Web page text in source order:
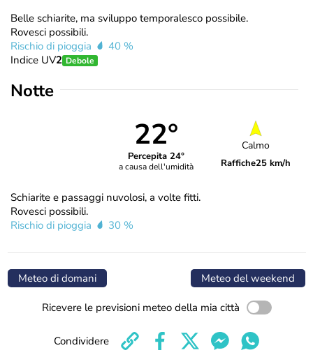
Belle schiarite, ma sviluppo temporalesco possibile.
Rovesci possibili.
Rischio di pioggia
40 %
Indice UV2 Debole
Notte
22°
Percepita 24°
a causa dell'umidità
Calmo
Raffiche25 km/h
Schiarite e passaggi nuvolosi, a volte fitti.
Rovesci possibili.
Rischio di pioggia
30 %
Meteo di domani Meteo del weekend
Ricevere le previsioni meteo della mia città
Condividere